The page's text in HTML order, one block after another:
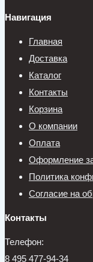
Навигация
Главная
Доставка
Каталог
Контакты
Корзина
О компании
Оплата
Оформление
Политика
Согласие на
Контакты
Телефон:
8 495 477-94-34